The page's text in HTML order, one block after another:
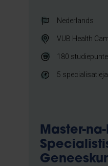
Nederlands
VUB Health
180
5
Master-